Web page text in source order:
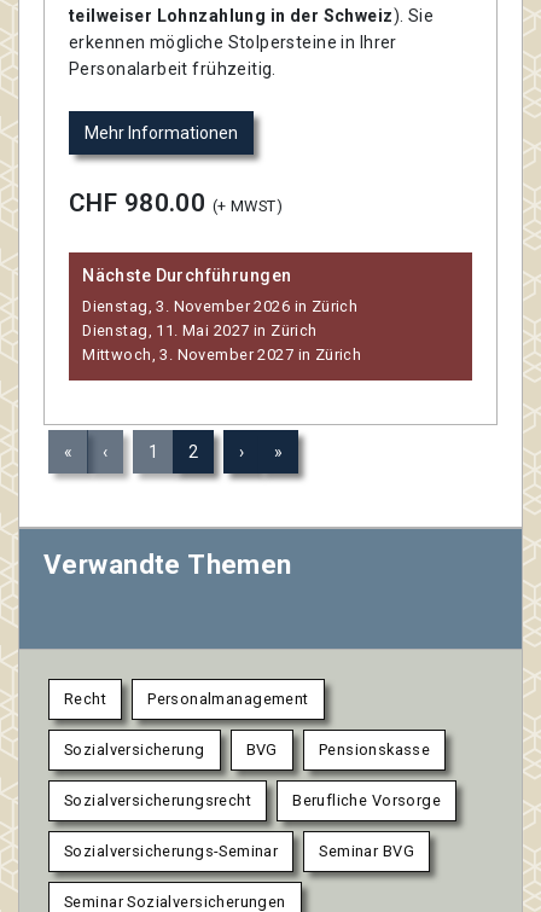
teilweiser Lohnzahlung in der Schweiz). Sie
erkennen mögliche Stolpersteine in Ihrer
Personalarbeit frühzeitig.
Mehr Informationen
CHF 980.00 (+ MWST)
Nächste Durchführungen
Dienstag, 3. November 2026 in Zürich
Dienstag, 11. Mai 2027 in Zürich
Mittwoch, 3. November 2027 in Zürich
« ‹ 1 2 › »
Verwandte Themen
Recht Personalmanagement
Sozialversicherung BVG Pensionskasse
Sozialversicherungsrecht Berufliche Vorsorge
Sozialversicherungs-Seminar Seminar BVG
Seminar Sozialversicherungen